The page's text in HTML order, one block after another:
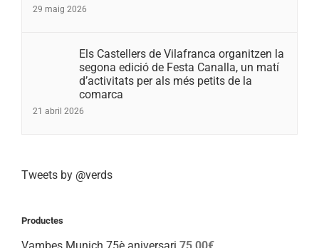
29 maig 2026
Els Castellers de Vilafranca organitzen la
segona edició de Festa Canalla, un matí
d’activitats per als més petits de la
comarca
21 abril 2026
Tweets by @verds
Productes